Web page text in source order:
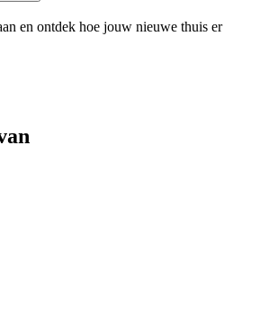
en ontdek hoe jouw nieuwe thuis er